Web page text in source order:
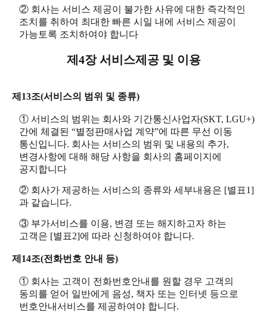
② 회사는 서비스 제공이 불가한 사유에 대한 즉각적인
조치를 취하여 최대한 빠른 시일 내에 서비스 제공이
가능토록 조치하여야 합니다
제4장 서비스제공 및 이용
제13조(서비스의 범위 및 종류)
① 서비스의 범위는 회사와 기간통신사업자(SKT, LGU+)
간에 체결된 “별정판매사업 계약”에 따른 무선 이동
통신입니다. 회사는 서비스의 범위 및 내용의 추가,
변경사항에 대해 해당 사항을 회사의 홈페이지에
공지합니다
② 회사가 제공하는 서비스의 종류와 세부내용은 [별표1]
과 같습니다.
③ 부가서비스를 이용, 변경 또는 해지하고자 하는
고객은 [별표2]에 따라 신청하여야 합니다.
제14조(전화번호 안내 등)
① 회사는 고객이 전화번호안내를 원할 경우 고객의
동의를 얻어 일반에게 음성, 책자 또는 인터넷 등으로
번호안내서비스를 제공하여야 합니다.